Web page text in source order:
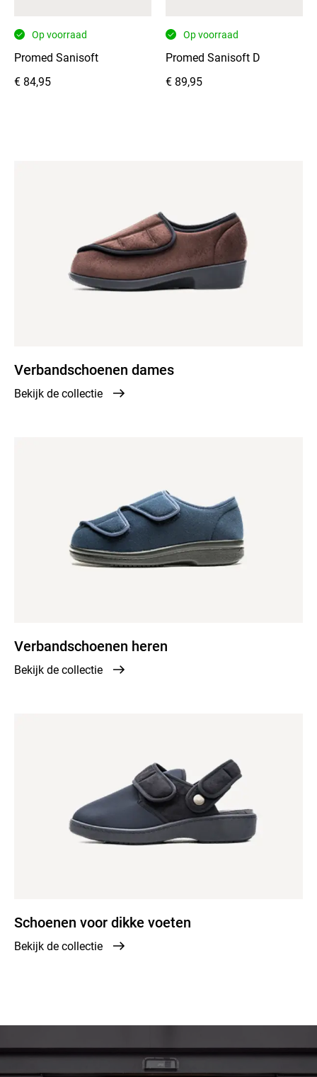
Verbandschoenen dames
Bekijk de collectie
Verbandschoenen heren
Bekijk de collectie
Schoenen voor dikke voeten
Bekijk de collectie
Op voorraad
Promed Sanisoft
€ 84,95
Op voorraad
Promed Sanisoft D
€ 89,95